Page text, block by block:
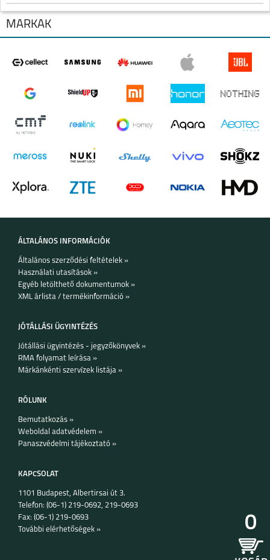
BÉZS
Kifinomult védelem, elegancia. Érintsd meg a
KOSÁRBA TESZEM
MÁRKÁK
ÁLTALÁNOS INFORMÁCIÓK
Általános szerződési feltételek »
Használati utasítások »
Egyéb letölthető dokumentumok »
XML árlista / termékinformáció »
JÓTÁLLÁSI ÜGYINTÉZÉS
Jótállási ügyintézés - jegyzőkönyvek »
RMA folyamat leírása »
Márkánkénti szervízek listája »
RÓLUNK
Bemutatkozás »
Weboldal adatvédelem »
Panaszvédelmi tájékoztató »
KAPCSOLAT
1101 Budapest, Albertirsai út 3.
Telefon: (06-1) 219-0692, 219-0693
Fax: (06-1) 219-0693
További elérhetőségek »
0